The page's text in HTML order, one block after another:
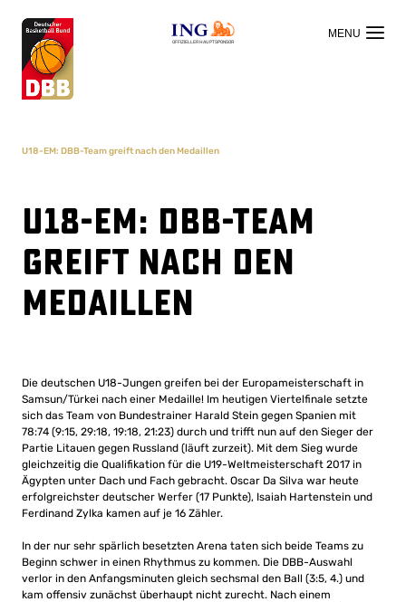
OFFIZIELLER HAUPTSPONSOR
U18-EM: DBB-Team greift nach den Medaillen
U18-EM: DBB-Team
greift nach den
Medaillen
Die deutschen U18-Jungen greifen bei der Europameisterschaft in
Samsun/Türkei nach einer Medaille! Im heutigen Viertelfinale setzte
sich das Team von Bundestrainer Harald Stein gegen Spanien mit
78:74 (9:15, 29:18, 19:18, 21:23) durch und trifft nun auf den Sieger der
Partie Litauen gegen Russland (läuft zurzeit). Mit dem Sieg wurde
gleichzeitig die Qualifikation für die U19-Weltmeisterschaft 2017 in
Ägypten unter Dach und Fach gebracht. Oscar Da Silva war heute
erfolgreichster deutscher Werfer (17 Punkte), Isaiah Hartenstein und
Ferdinand Zylka kamen auf je 16 Zähler.
In der nur sehr spärlich besetzten Arena taten sich beide Teams zu
Beginn schwer in einen Rhythmus zu kommen. Die DBB-Auswahl
verlor in den Anfangsminuten gleich sechsmal den Ball (3:5, 4.) und
kam offensiv zunächst überhaupt nicht zurecht. Nach einem